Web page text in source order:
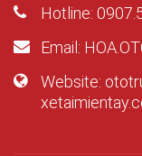
Hotline:
Email:
Website: